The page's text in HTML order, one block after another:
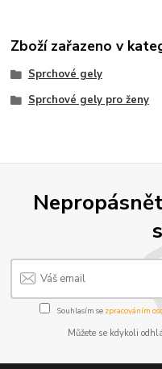
Zboží zařazeno v
Sprchové gely
Sprchové gely pro ženy
Souhlasím se zpracováním
Můžete se kdykoli